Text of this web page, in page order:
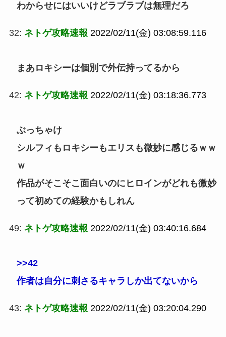
わからせにはいいけどラブラブは無理だろ
32: ネトゲ攻略速報 2022/02/11(金) 03:08:59.116
まあロキシーは個別で外伝持ってるから
42: ネトゲ攻略速報 2022/02/11(金) 03:18:36.773
ぶっちゃけ
シルフィもロキシーもエリスも微妙に感じるｗｗ
ｗ
作品がそこそこ面白いのにヒロインがどれも微妙
って初めての経験かもしれん
49: ネトゲ攻略速報 2022/02/11(金) 03:40:16.684
>>42
作者は自分に刺さるキャラしか出てないから
43: ネトゲ攻略速報 2022/02/11(金) 03:20:04.290